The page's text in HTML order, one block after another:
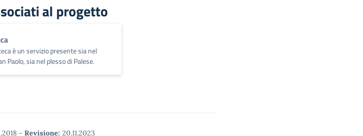
al progetto
è un servizio presente sia nel
Paolo, sia nel plesso di Palese.
- Revisione: 20.11.2023